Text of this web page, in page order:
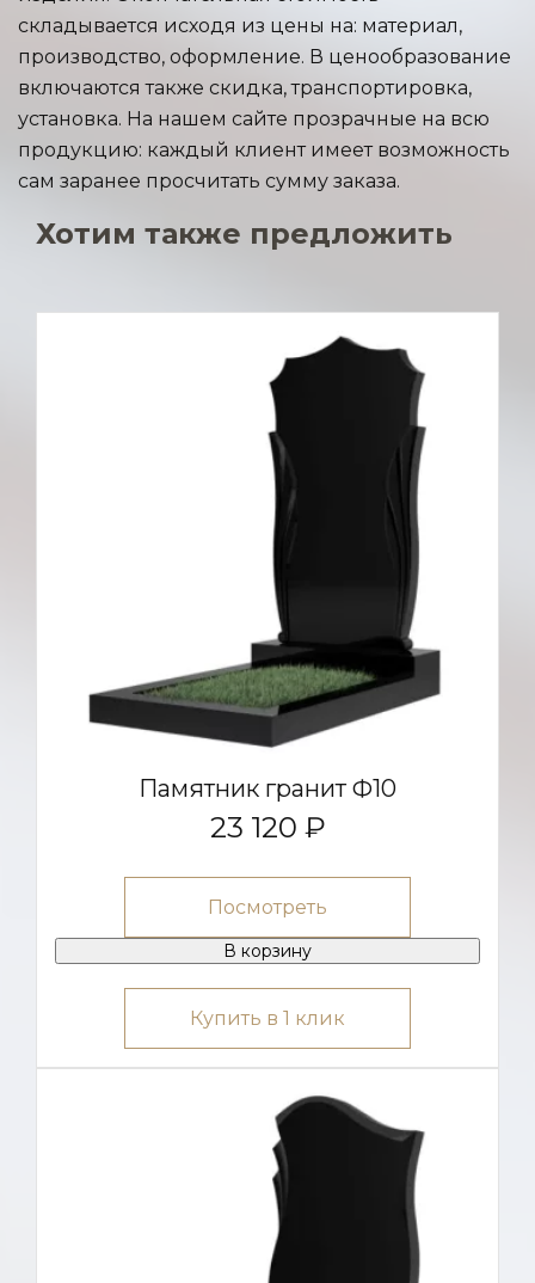
складывается исходя из цены на: материал,
производство, оформление. В ценообразование
включаются также скидка, транспортировка,
установка. На нашем сайте прозрачные на всю
продукцию: каждый клиент имеет возможность
сам заранее просчитать сумму заказа.
Хотим также предложить
Памятник гранит Ф10
23 120 ₽
Посмотреть
В корзину
Купить в 1 клик